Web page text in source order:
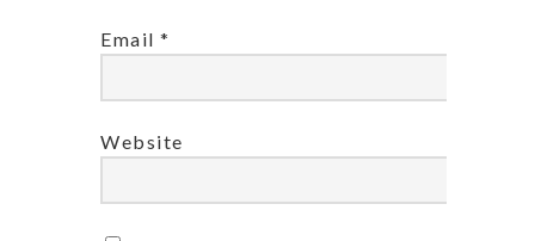
Email *
Website